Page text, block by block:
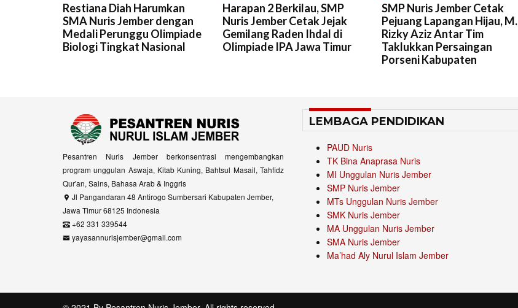
Restiana Diah Harumkan
SMA Nuris Jember dengan
Medali Perunggu Olimpiade
Biologi Tingkat Nasional
Harapan 2 Berkilau, SMP
Nuris Jember Cetak Jejak
Gemilang Raden Ihdal di
Olimpiade IPA Jawa Timur
SMP Nuris Jember Cetak
Pejuang Lapangan Hijau, M.
Rizky Aziz Antar Tim
Taklukkan Persaingan
Porseni Kabupaten
Pesantren Nuris Jember berkonsentrasi mengembangkan
program unggulan Aswaja, Kitab Kuning, Bahtsul Masail, Tahfidz
Qur'an, Sains, Bahasa Arab & Inggris
Jl Pangandaran 48 Antirogo Sumbersari Kabupaten Jember,
Jawa Timur 68125 Indonesia
+62 331 339544
yayasannurisjember@gmail.com
LEMBAGA PENDIDIKAN
PAUD Nuris
TK Bina Anaprasa Nuris
MI Unggulan Nuris Jember
SMP Nuris Jember
MTs Unggulan Nuris Jember
SMK Nuris Jember
MA Unggulan Nuris Jember
SMA Nuris Jember
Ma’had Aly Nurul Islam Jember